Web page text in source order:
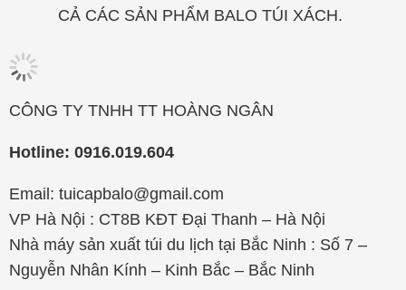
CẢ CÁC SẢN PHẨM BALO TÚI XÁCH.
Hotline: 0916.019.604
Email: tuicapbalo@gmail.com
VP Hà Nội : CT8B KĐT Đại Thanh – Hà Nội